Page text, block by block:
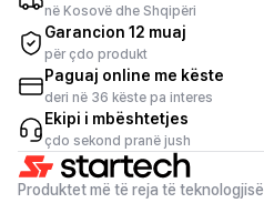
në Kosovë dhe Shqipëri
Garancion 12 muaj
për çdo produkt
Paguaj online me këste
deri në 36 këste pa interes
Ekipi i mbështetjes
çdo sekond pranë jush
Produktet më të reja të teknologjisë